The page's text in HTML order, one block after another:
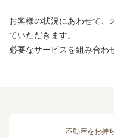
お客様の状況にあわせて、
ていただきます。
必要なサービスを組み合わ
不動産をお持